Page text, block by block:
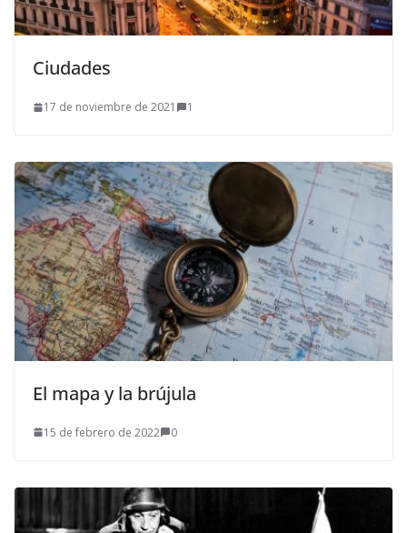
Ciudades
17 de noviembre de 2021 1
El mapa y la brújula
15 de febrero de 2022 0